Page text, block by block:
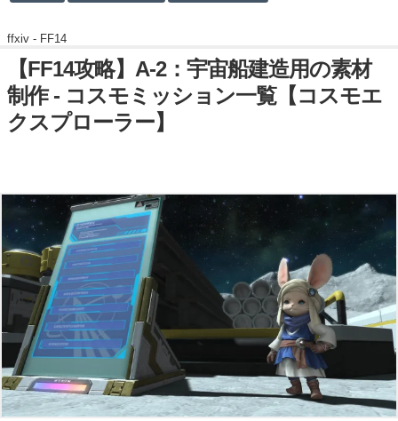
ffxiv - FF14
【FF14攻略】A-2：宇宙船建造用の素材
制作 - コスモミッション一覧【コスモエ
クスプローラー】